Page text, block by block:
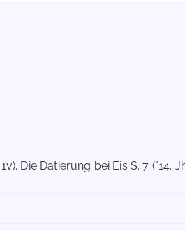
Die Datierung bei Eis S. 7